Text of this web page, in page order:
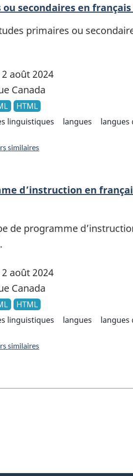
secondaires en
primaires ou
2 août 2024
Canada
HTML
linguistiques langues
similaires
d’instruction en
de programme
2 août 2024
Canada
HTML
linguistiques langues
similaires